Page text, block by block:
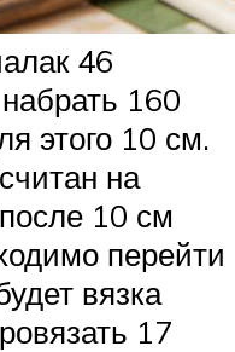
46
160
этого 10 см.
на
10 см
перейти
вязка
17